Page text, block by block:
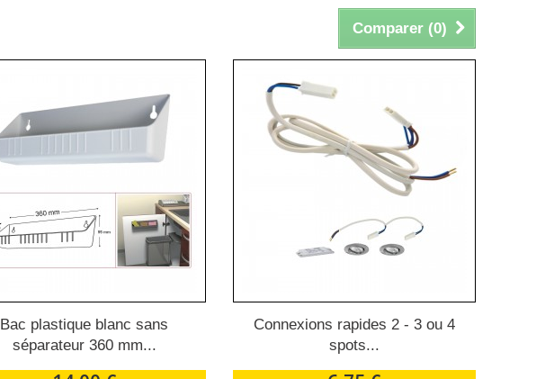
Comparer (0)
Bac plastique blanc sans
séparateur 360 mm...
Connexions rapides 2 - 3 ou 4
spots...